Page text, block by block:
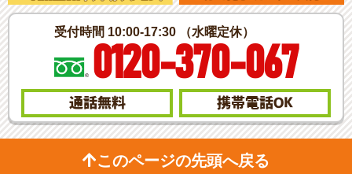
受付時間 10:00-17:30 （水曜定休）
0120-370-067
通話無料 携帯電話OK
このページの先頭へ戻る